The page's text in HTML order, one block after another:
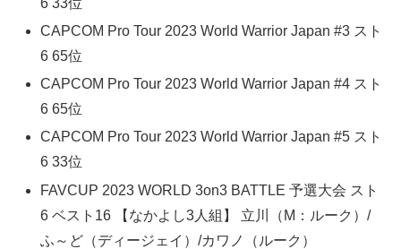
CAPCOM Pro Tour 2023 World Warrior Japan #3 スト
6 65位
CAPCOM Pro Tour 2023 World Warrior Japan #4 スト
6 65位
CAPCOM Pro Tour 2023 World Warrior Japan #5 スト
6 33位
FAVCUP 2023 WORLD 3on3 BATTLE 予選大会 スト
6 ベスト16 【なかよし3人組】 立川（M：ルーク）/
ふ～ど（ディージェイ）/カワノ（ルーク）